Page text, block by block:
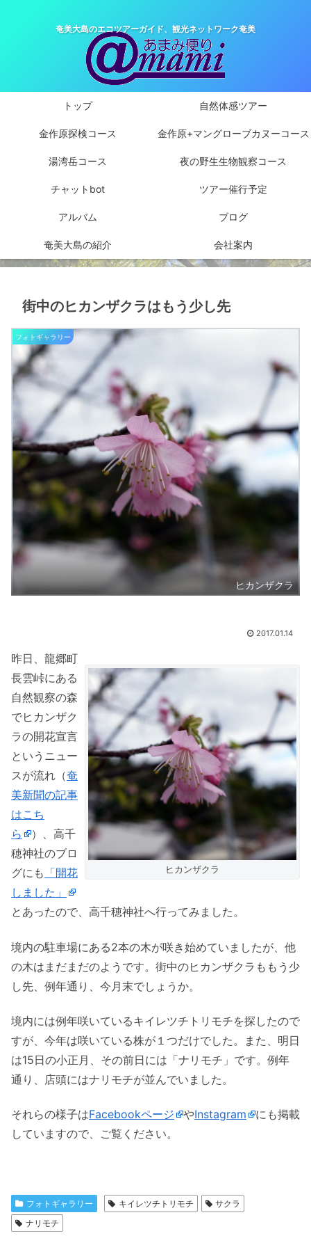
奄美大島のエコツアーガイド、観光ネットワーク奄美
トップ 自然体感ツアー
金作原探検コース 金作原+マングローブカヌーコース
湯湾岳コース 夜の野生生物観察コース
チャットbot ツアー催行予定
アルバム ブログ
奄美大島の紹介 会社案内
街中のヒカンザクラはもう少し先
フォトギャラリー
ヒカンザクラ
2017.01.14
ヒカンザクラ
昨日、龍郷町
長雲峠にある
自然観察の森
でヒカンザク
ラの開花宣言
というニュー
スが流れ（奄
美新聞の記事
はこち
ら
）、高千
穂神社のブロ
グにも 「開花
しました」
とあったので、高千穂神社へ行ってみました。
境内の駐車場にある2本の木が咲き始めていましたが、他
の木はまだまだのようです。街中のヒカンザクラももう少
し先、例年通り、今月末でしょうか。
境内には例年咲いているキイレツチトリモチを探したので
すが、今年は咲いている株が１つだけでした。また、明日
は15日の小正月、その前日には「ナリモチ」です。例年
通り、店頭にはナリモチが並んでいました。
それらの様子はFacebookページ やInstagram
にも掲載
していますので、ご覧ください。
フォトギャラリー キイレツチトリモチ
サクラ
ナリモチ